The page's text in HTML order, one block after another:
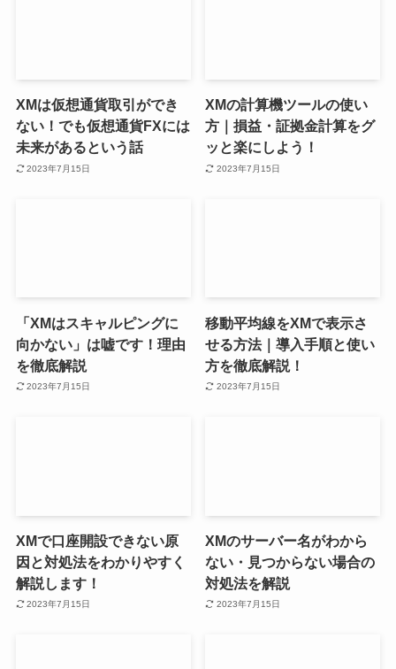
XMは仮想通貨取引ができ
ない！でも仮想通貨FXには
未来があるという話
2023年7月15日
XMの計算機ツールの使い
方｜損益・証拠金計算をグ
ッと楽にしよう！
2023年7月15日
「XMはスキャルピングに
向かない」は嘘です！理由
を徹底解説
2023年7月15日
移動平均線をXMで表示さ
せる方法｜導入手順と使い
方を徹底解説！
2023年7月15日
XMで口座開設できない原
因と対処法をわかりやすく
解説します！
2023年7月15日
XMのサーバー名がわから
ない・見つからない場合の
対処法を解説
2023年7月15日